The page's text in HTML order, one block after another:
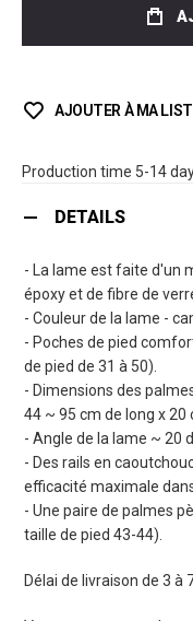
AJOUTER À MA
Production time 5-14
DETAILS
- La lame est faite d'un
époxy et de fibre de
- Couleur de la lame -
- Poches de pied
de pied de 31 à 50).
- Dimensions des
44 ~ 95 cm de long x 20
- Angle de la lame ~ 20
- Des rails en
efficacité maximale
- Une paire de palmes
taille de pied 43-44).
Délai de livraison de 3 à